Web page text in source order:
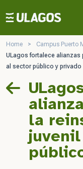
Ulagos
Home > Campus Puerto
ULagos fortalece alianzas
al sector público y privado
la